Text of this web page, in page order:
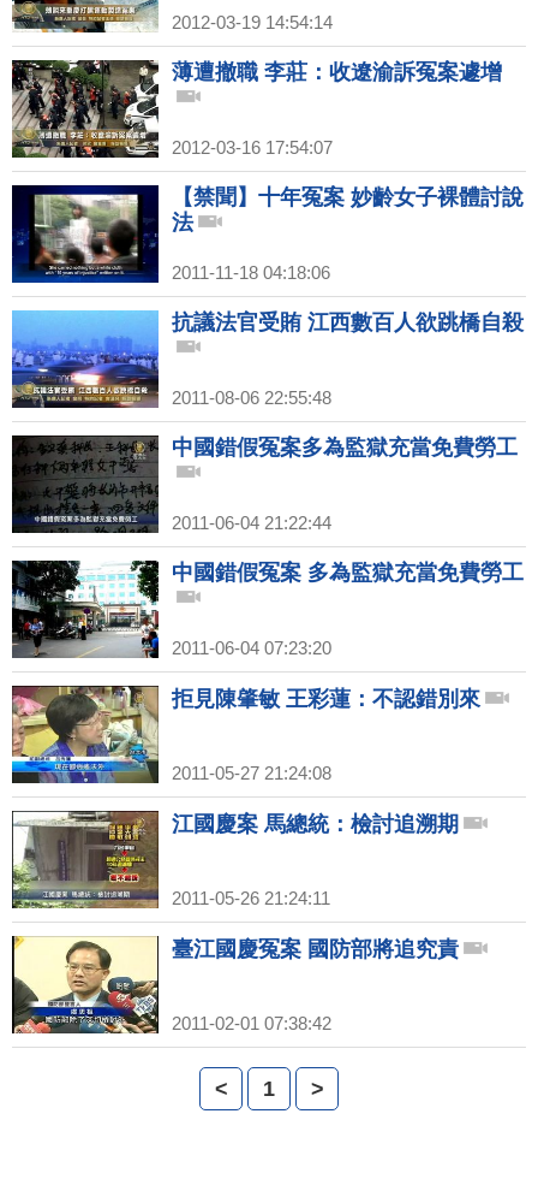
2012-03-19 14:54:14
薄遭撤職 李莊：收遼渝訴冤案遽增
2012-03-16 17:54:07
【禁聞】十年冤案 妙齡女子裸體討說
法
2011-11-18 04:18:06
抗議法官受賄 江西數百人欲跳橋自殺
2011-08-06 22:55:48
中國錯假冤案多為監獄充當免費勞工
2011-06-04 21:22:44
中國錯假冤案 多為監獄充當免費勞工
2011-06-04 07:23:20
拒見陳肇敏 王彩蓮：不認錯別來
2011-05-27 21:24:08
江國慶案 馬總統：檢討追溯期
2011-05-26 21:24:11
臺江國慶冤案 國防部將追究責
2011-02-01 07:38:42
< 1 >